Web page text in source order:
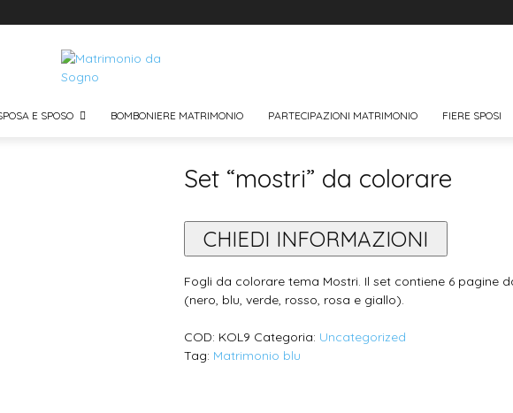
E SPOSO BOMBONIERE MATRIMONIO PARTECIPAZIONI MATRIMONIO FIERE SPOSI
Set “mostri” da colorare
CHIEDI INFORMAZIONI
Fogli da colorare tema Mostri. Il set contiene 6 pagine
(nero, blu, verde, rosso, rosa e giallo).
COD: KOL9 Categoria: Uncategorized
Tag: Matrimonio blu